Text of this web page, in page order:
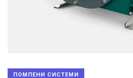
ПОМПЕНИ СИСТЕМИ